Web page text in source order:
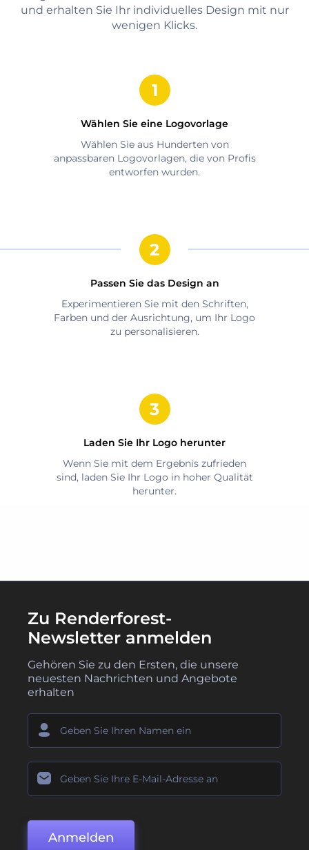
und erhalten Sie Ihr individuelles Design mit nur
wenigen Klicks.
Wählen Sie eine Logovorlage
Wählen Sie aus Hunderten von
anpassbaren Logovorlagen, die von Profis
entworfen wurden.
Passen Sie das Design an
Experimentieren Sie mit den Schriften,
Farben und der Ausrichtung, um Ihr Logo
zu personalisieren.
Laden Sie Ihr Logo herunter
Wenn Sie mit dem Ergebnis zufrieden
sind, laden Sie Ihr Logo in hoher Qualität
herunter.
Zu Renderforest-
Newsletter anmelden
Gehören Sie zu den Ersten, die unsere
neuesten Nachrichten und Angebote
erhalten
Anmelden